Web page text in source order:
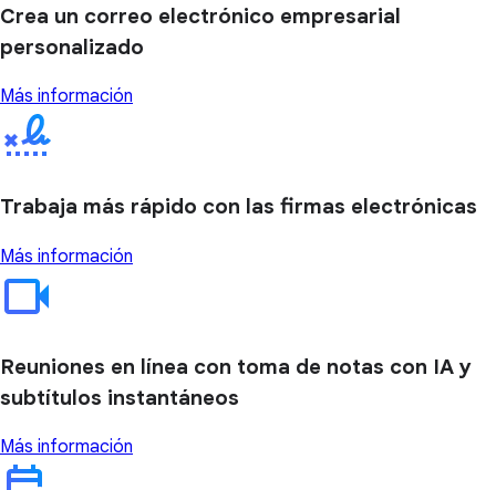
Crea un correo electrónico empresarial
personalizado
Más información
Trabaja más rápido con las firmas electrónicas
Más información
Reuniones en línea con toma de notas con IA y
subtítulos instantáneos
Más información